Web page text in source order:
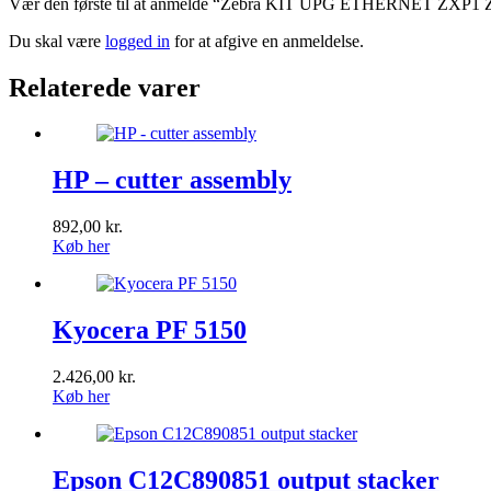
Du skal være logged in for at afgive en anmeldelse.
Relaterede varer
HP – cutter assembly
892,00 kr.
Køb her
Kyocera PF 5150
2.426,00 kr.
Køb her
Epson C12C890851 output stacker